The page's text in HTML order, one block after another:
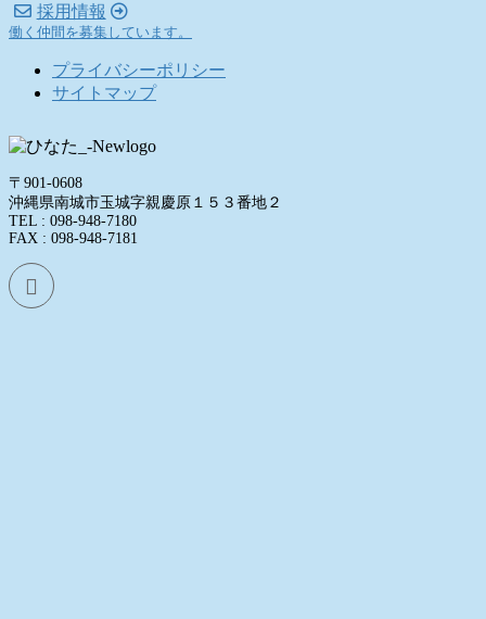
採用情報
働く仲間を募集しています。
プライバシーポリシー
サイトマップ
〒901-0608
沖縄県南城市玉城字親慶原１５３番地２
TEL : 098-948-7180
FAX : 098-948-7181